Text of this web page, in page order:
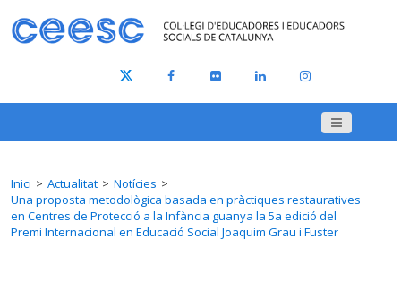
Inici Actualitat
Notícies
Una proposta metodològica basada en pràctiques restauratives
en Centres de Protecció a la Infància guanya la 5a edició del
Premi Internacional en Educació Social Joaquim Grau i Fuster